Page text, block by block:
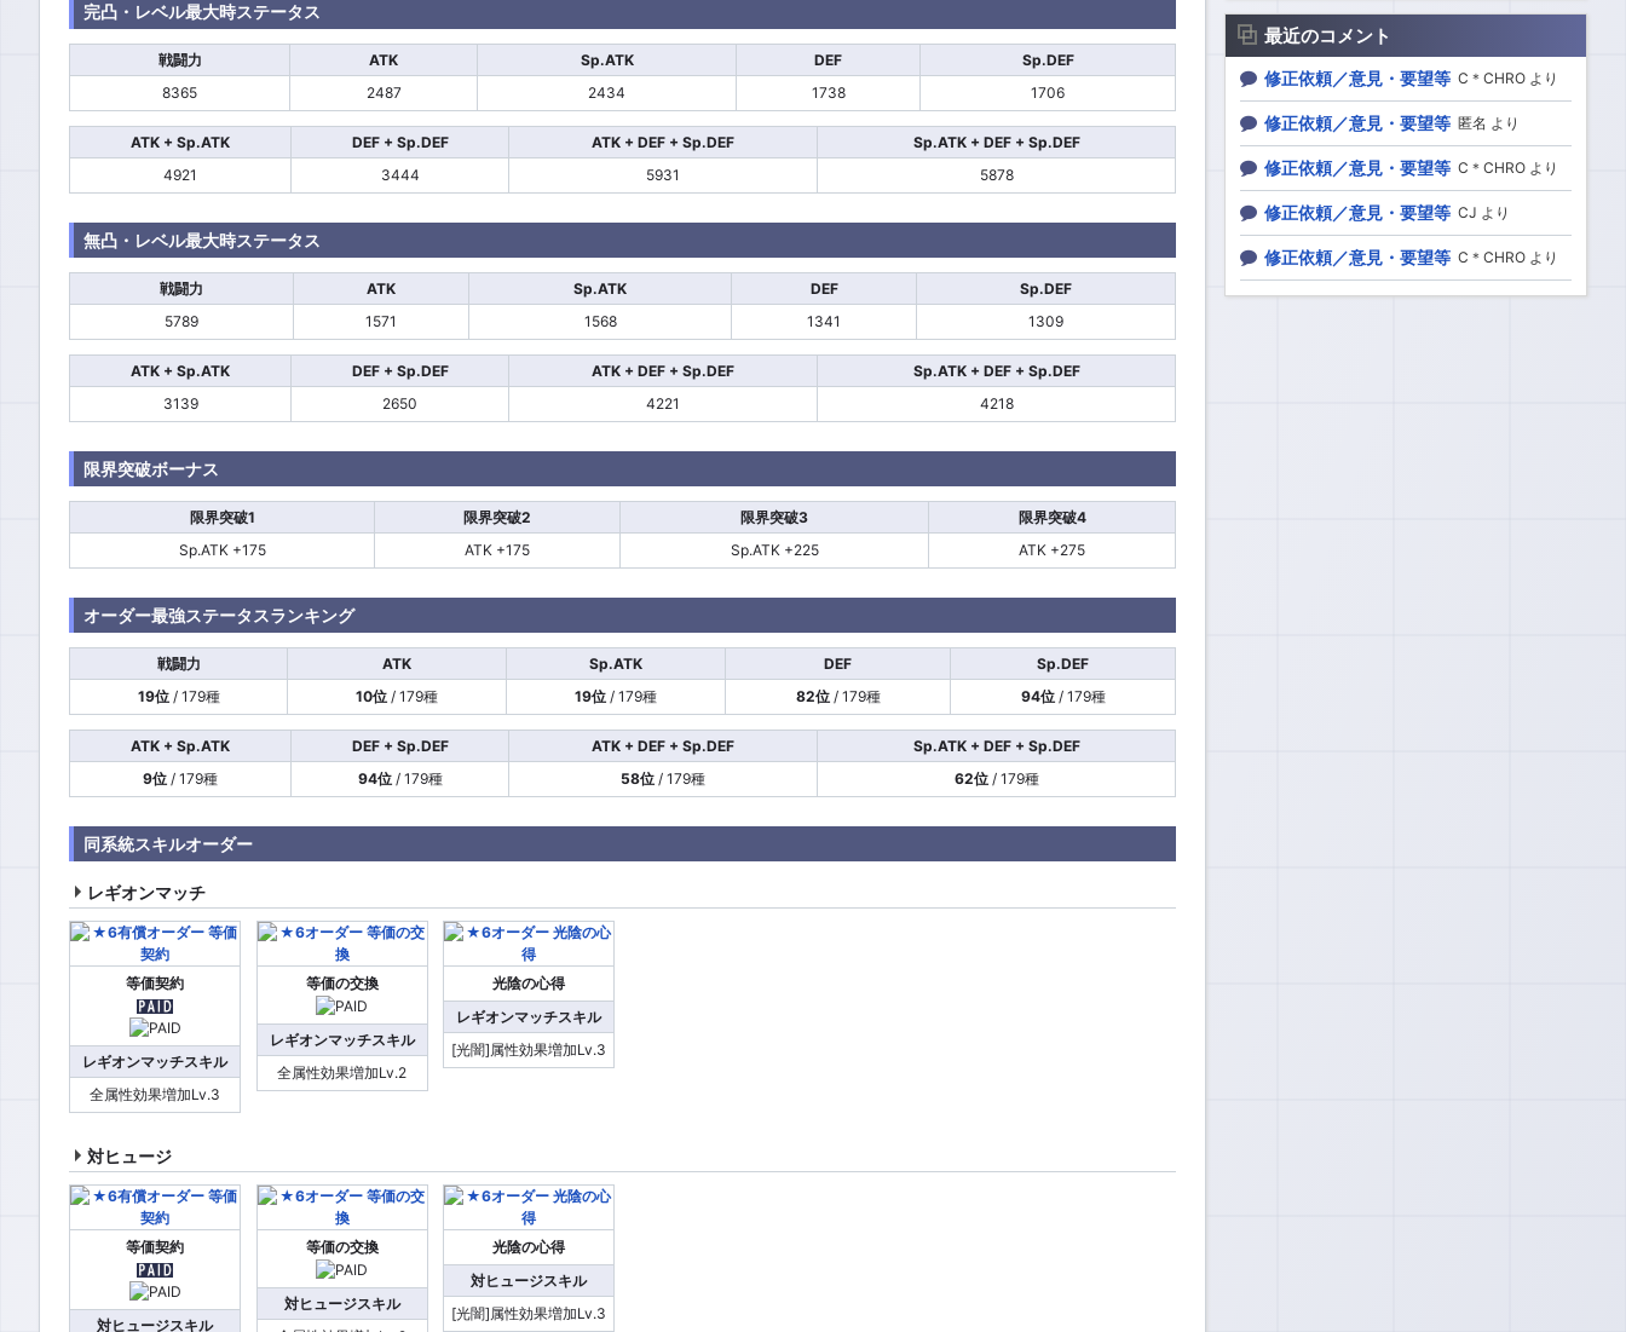
完凸・レベル最大時ステータス
戦闘力 ATK Sp.ATK DEF
Sp.DEF
8365
2487 2434 1738 1706
ATK + Sp.ATK DEF + Sp.DEF ATK + DEF + Sp.DEF
Sp.ATK + DEF + Sp.DEF
4921
3444 5931 5878
無凸・レベル最大時ステータス
戦闘力 ATK Sp.ATK DEF
Sp.DEF
5789
1571 1568 1341 1309
ATK + Sp.ATK DEF + Sp.DEF ATK + DEF + Sp.DEF
Sp.ATK + DEF + Sp.DEF
3139
2650 4221 4218
限界突破ボーナス
限界突破1 限界突破2 限界突破3
限界突破4
Sp.ATK +175
ATK +175 Sp.ATK +225 ATK +275
オーダー最強ステータスランキング
戦闘力 ATK Sp.ATK DEF
Sp.DEF
19位/ 179種 10位 / 179種 19位 / 179種 82位/ 179種 94位/ 179種
ATK + Sp.ATK DEF + Sp.DEF ATK + DEF + Sp.DEF
Sp.ATK + DEF + Sp.DEF
9位 / 179種 94位/ 179種 58位 / 179種 62位/ 179種
同系統スキルオーダー
レギオンマッチ
等価契約
レギオンマッチスキル
全属性効果増加Lv.3
等価の交換
レギオンマッチスキル
全属性効果増加Lv.2
光陰の心得
レギオンマッチスキル
[光闇]属性効果増加Lv.3
対ヒュージ
等価契約
対ヒュージスキル
等価の交換
対ヒュージスキル
光陰の心得
対ヒュージスキル
[光闇]属性効果増加Lv.3
最近のコメント
修正依頼／意見・要望等 C＊CHRO より
修正依頼／意見・要望等 匿名 より
修正依頼／意見・要望等 C＊CHRO より
修正依頼／意見・要望等 CJ より
修正依頼／意見・要望等 C＊CHRO より